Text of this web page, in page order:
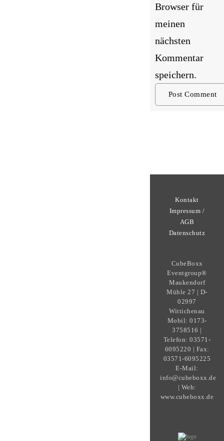
Browser für
meinen
nächsten
Kommentar
speichern.
Kontakt
Impressum /
AGB
Datenschutz
CubeBoxx
Eventgroup®
Maukendorf
Mühle 27 | D-
02997
Wittichenau
Mobil: 0173-
3758516 |
Telefon: 03571-
6095220 | Fax:
03571-6095225
E-Mail:
info@cubeboxx.de
| Web:
www.cubeboxx.de